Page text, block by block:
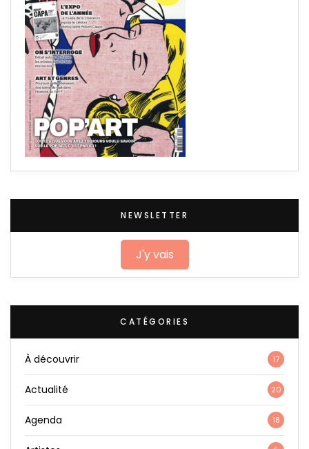
NEWSLETTER
J'y vais
CATÉGORIES
À découvrir 17
Actualité 20
Agenda 18